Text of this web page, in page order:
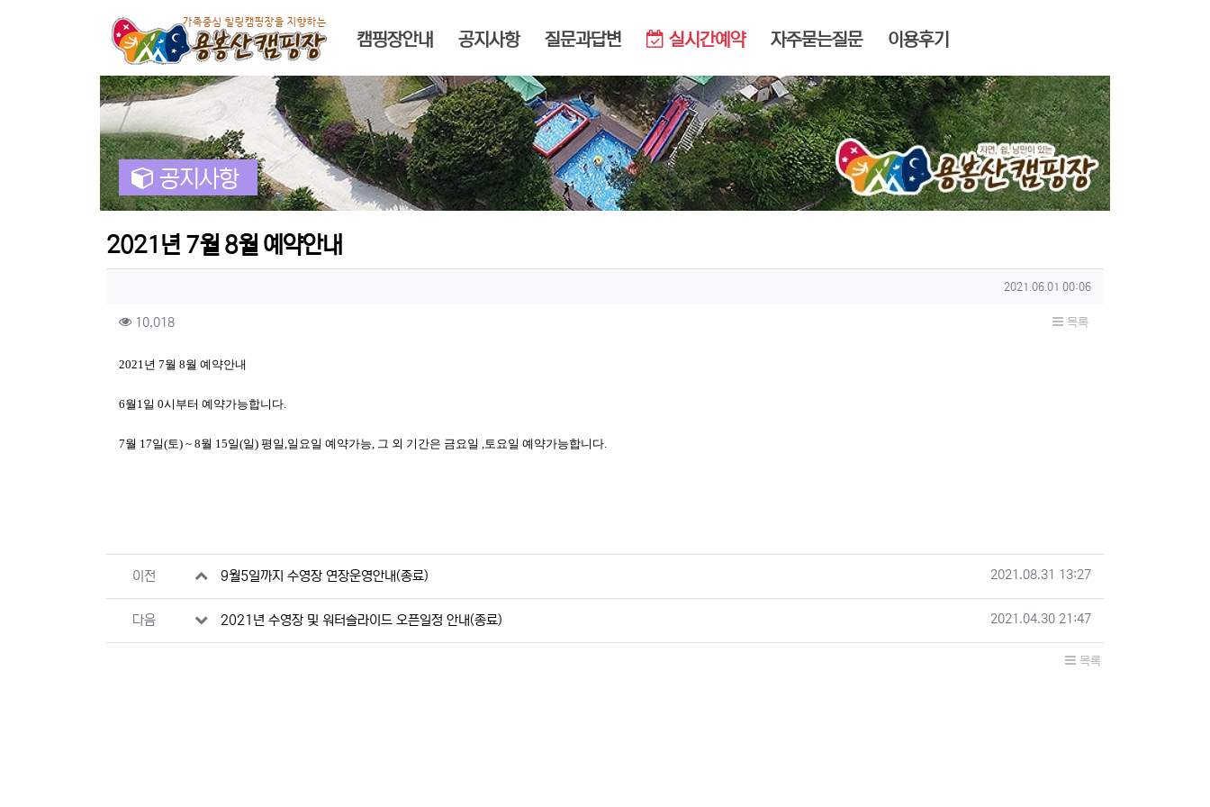
메인 메뉴
캠핑장안내 공지사항 질문과답변 실시간예약 자주묻는질문 이용후기
공지사항
2021년 7월 8월 예약안내
작성일
2021.06.01 00:06
컨텐츠 정보
10,018조회 목록
본문
2021년 7월 8월 예약안내
6월1일 0시부터 예약가능합니다.
7월 17일(토) ~ 8월 15일(일) 평일,일요일 예약가능, 그 외 기간은 금요일 ,토요일 예약가능합니다.
관련자료
이전 9월5일까지 수영장 연장운영안내(종료) 작성일
2021.08.31 13:27
다음 2021년 수영장 및 워터슬라이드 오픈일정 안내(종료) 작성일
2021.04.30 21:47
목록